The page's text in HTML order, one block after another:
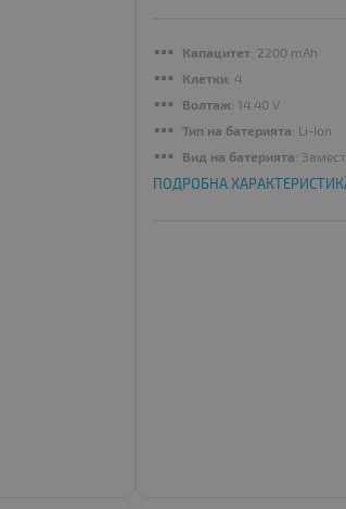
Капацитет: 2200 mAh
Клетки: 4
Волтаж: 14.40 V
Тип на батерията: Li-Ion
Вид на батерията:
ПОДРОБНА